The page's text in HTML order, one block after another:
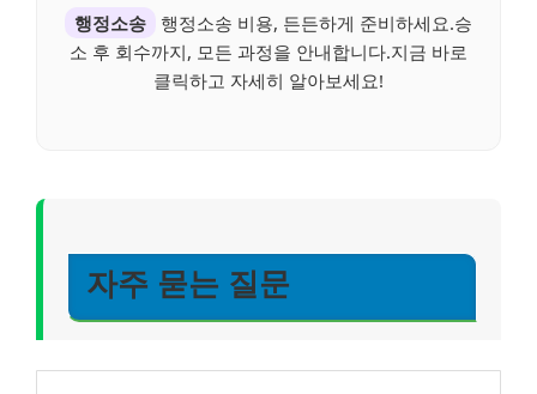
행정소송
행정소송 비용, 든든하게 준비하세요.승
소 후 회수까지, 모든 과정을 안내합니다.지금 바로
클릭하고 자세히 알아보세요!
자주 묻는 질문